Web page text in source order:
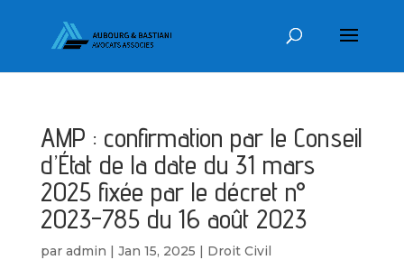
AMP : confirmation par le Conseil
d’État de la date du 31 mars
2025 fixée par le décret n°
2023-785 du 16 août 2023
par admin | Jan 15, 2025 | Droit Civil